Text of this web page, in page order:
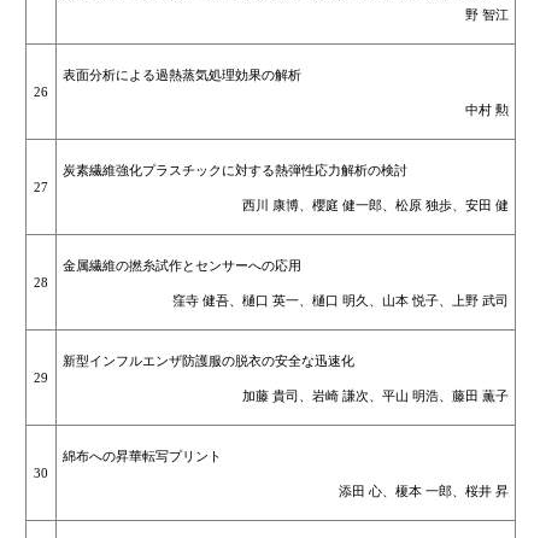
野 智江
26
表面分析による過熱蒸気処理効果の解析
中村 勲
27
炭素繊維強化プラスチックに対する熱弾性応力解析の検討
西川 康博、櫻庭 健一郎、松原 独歩、安田 健
28
金属繊維の撚糸試作とセンサーへの応用
窪寺 健吾、樋口 英一、樋口 明久、山本 悦子、上野 武司
29
新型インフルエンザ防護服の脱衣の安全な迅速化
加藤 貴司、岩崎 謙次、平山 明浩、藤田 薫子
30
綿布への昇華転写プリント
添田 心、榎本 一郎、桜井 昇